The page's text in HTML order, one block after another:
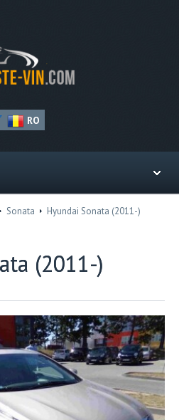
RO
Sonata Hyundai Sonata (2011-)
(2011-)